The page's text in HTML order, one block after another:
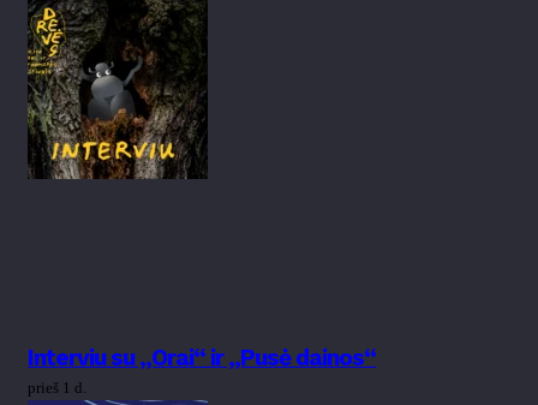
Interviu su „Orai“ ir „Pusė dainos“
prieš 1 d.